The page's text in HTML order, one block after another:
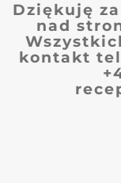
Dziękuję
nad
kontakt